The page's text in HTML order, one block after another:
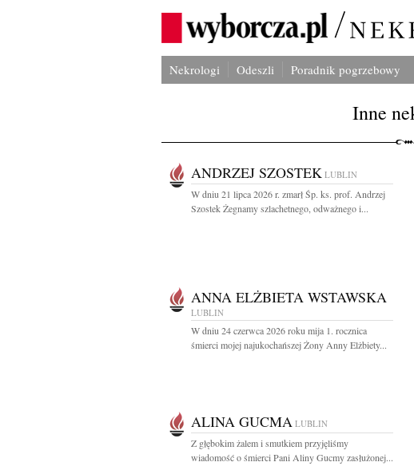
Nekrologi Odeszli Poradnik pogrzebowy
Inne
ANDRZEJ SZOSTEK LUBLIN
W dniu 21 lipca 2026 r. zmarł Śp. ks. prof. Andrzej
Szostek Żegnamy szlachetnego, odważnego i...
ANNA ELŻBIETA WSTAWSKA
LUBLIN
W dniu 24 czerwca 2026 roku mija 1. rocznica
śmierci mojej najukochańszej Żony Anny Elżbiety...
ALINA GUCMA LUBLIN
Z głębokim żalem i smutkiem przyjęliśmy
wiadomość o śmierci Pani Aliny Gucmy zasłużonej...